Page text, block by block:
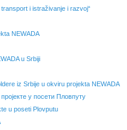
i istraživanje i razvoj“
NEWADA
u Srbiji
iz Srbije u okviru projekta NEWADA
у посети Пловпуту
u poseti Plovputu